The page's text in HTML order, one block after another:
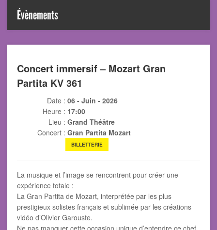
Évènements
Concert immersif – Mozart Gran
Partita KV 361
Date : 06 - Juin - 2026
Heure : 17:00
Lieu : Grand Théâtre
Concert : Gran Partita Mozart
BILLETTERIE
La musique et l’image se rencontrent pour créer une
expérience totale :
La Gran Partita de Mozart, interprétée par les plus
prestigieux solistes français et sublimée par les créations
vidéo d’Olivier Garouste.